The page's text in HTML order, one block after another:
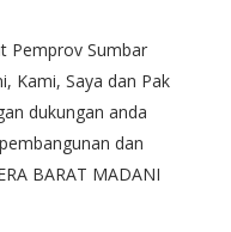
Pemprov Sumbar
Kami, Saya dan Pak
dukungan anda
dan
BARAT MADANI